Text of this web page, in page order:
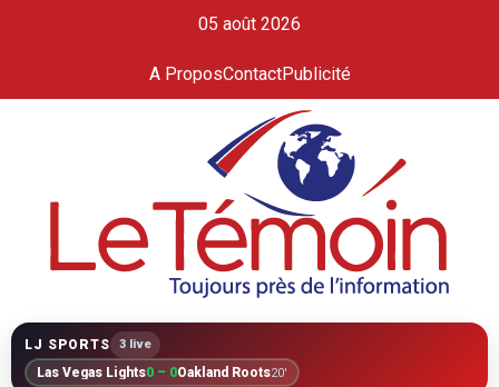
05 août 2026
A ProposContactPublicité
LJ SPORTS 3 live
Las Vegas Lights0 – 0Oakland Roots20'